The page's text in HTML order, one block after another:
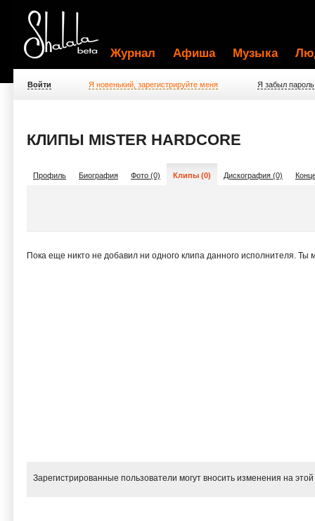
Журнал Афиша Музыка
Войти Я новенький, зарегистрируйте меня Я забыл пароль
КЛИПЫ MISTER HARDCORE
Профиль Биография Фото (0) Клипы (0) Дискография (0)
Пока еще никто не добавил ни одного клипа данного исполнителя.
Зарегистрированные пользователи могут вносить изменения на